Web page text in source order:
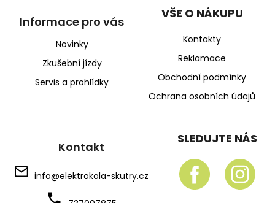
Informace pro vás
Novinky
Zkušební jízdy
Servis a prohlídky
VŠE O NÁKUPU
Kontakty
Reklamace
Obchodní podmínky
Ochrana osobních údajů
Kontakt
info@elektrokola-skutry.cz
SLEDUJTE NÁS